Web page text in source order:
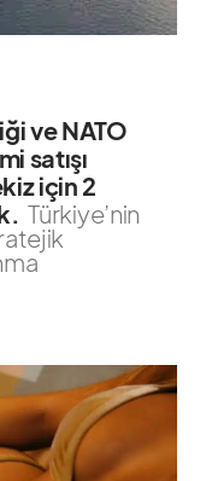
ve NATO
satışı
için 2
Türkiye’nin